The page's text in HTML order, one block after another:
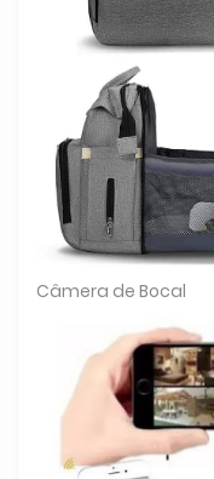
Câmera de Bocal